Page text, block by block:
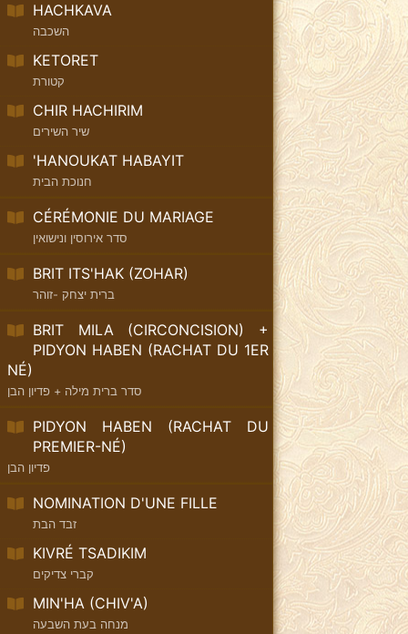
HACHKAVA
השכבה
KETORET
קטורת
CHIR HACHIRIM
שיר השירים
'HANOUKAT HABAYIT
חנוכת הבית
CÉRÉMONIE DU MARIAGE
סדר אירוסין ונישואין
BRIT ITS'HAK (ZOHAR)
ברית יצחק -זוהר
BRIT MILA (CIRCONCISION) +
PIDYON HABEN (RACHAT DU 1ER
NÉ)
סדר ברית מילה + פדיון הבן
PIDYON HABEN (RACHAT DU
PREMIER-NÉ)
פדיון הבן
NOMINATION D'UNE FILLE
זבד הבת
KIVRÉ TSADIKIM
קברי צדיקים
MIN'HA (CHIV'A)
מנחה בעת השבעה